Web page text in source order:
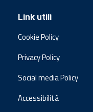
Link utili
Cookie Policy
Privacy Policy
Social media Policy
Accessibilità